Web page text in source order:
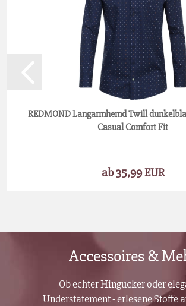
REDMOND Langarmhemd Twill
Casual Comfort Fit
ab 35,99 EUR
Accessoires &
Ob echter Hingucker oder
Understatement - erlesene Stoffe